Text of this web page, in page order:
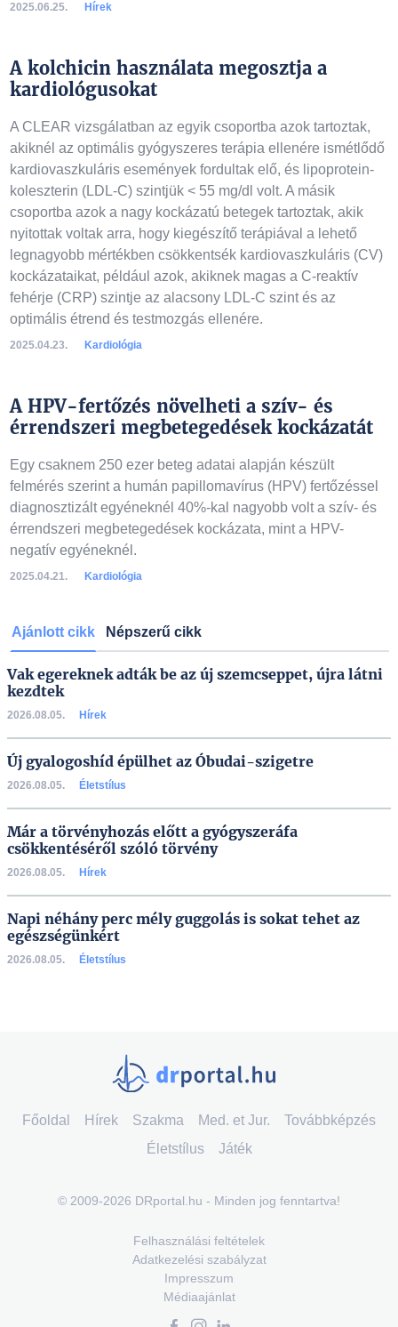
2025.06.25. Hírek
A kolchicin használata megosztja a
kardiológusokat
A CLEAR vizsgálatban az egyik csoportba azok tartoztak,
akiknél az optimális gyógyszeres terápia ellenére ismétlődő
kardiovaszkuláris események fordultak elő, és lipoprotein-
koleszterin (LDL-C) szintjük < 55 mg/dl volt. A másik
csoportba azok a nagy kockázatú betegek tartoztak, akik
nyitottak voltak arra, hogy kiegészítő terápiával a lehető
legnagyobb mértékben csökkentsék kardiovaszkuláris (CV)
kockázataikat, például azok, akiknek magas a C-reaktív
fehérje (CRP) szintje az alacsony LDL-C szint és az
optimális étrend és testmozgás ellenére.
2025.04.23. Kardiológia
A HPV-fertőzés növelheti a szív- és
érrendszeri megbetegedések kockázatát
Egy csaknem 250 ezer beteg adatai alapján készült
felmérés szerint a humán papillomavírus (HPV) fertőzéssel
diagnosztizált egyéneknél 40%-kal nagyobb volt a szív- és
érrendszeri megbetegedések kockázata, mint a HPV-
negatív egyéneknél.
2025.04.21. Kardiológia
Ajánlott cikk Népszerű cikk
Vak egereknek adták be az új szemcseppet, újra látni
kezdtek
2026.08.05. Hírek
Új gyalogoshíd épülhet az Óbudai-szigetre
2026.08.05. Életstílus
Már a törvényhozás előtt a gyógyszeráfa
csökkentéséről szóló törvény
2026.08.05. Hírek
Napi néhány perc mély guggolás is sokat tehet az
egészségünkért
2026.08.05. Életstílus
Főoldal Hírek Szakma Med. et Jur.
Továbbképzés
Életstílus
Játék
© 2009-2026 DRportal.hu - Minden jog fenntartva!
Felhasználási feltételek
Adatkezelési szabályzat
Impresszum
Médiaajánlat